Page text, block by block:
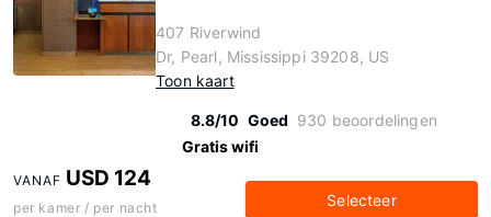
407 Riverwind
Dr, Pearl, Mississippi 39208, US
Toon kaart
8.8/10 Goed 930 beoordelingen
Gratis wifi
VANAF USD 124
per kamer / per nacht Selecteer